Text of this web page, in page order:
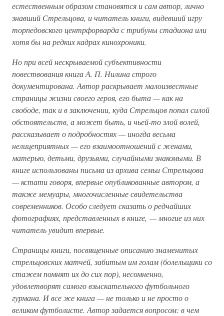
естественным образом становятся и сам автор, лично
знавший Стрельцова, и читатель книги, видевший игру
торпедовского центрфорварда с трибуны стадиона или
хотя бы на редких кадрах кинохроники.
Но при всей нескрываемой субъективности
повествования книга А. П. Нилина строго
документирована. Автор раскрывает малоизвестные
страницы жизни своего героя, его быта — как на
свободе, так и в заключении, куда Стрельцов попал силой
обстоятельств, а может быть, и чьей-то злой волей,
рассказывает о подробностях — иногда весьма
нелицеприятных — его взаимоотношений с женами,
матерью, детьми, друзьями, случайными знакомыми. В
книге использованы письма из архива семьи Стрельцова
— кстати говоря, впервые опубликованные автором, а
также мемуары, многочисленные свидетельства
современников. Особо следует сказать о редчайших
фотографиях, представленных в книге, — многие из них
читатель увидит впервые.
Страницы книги, посвященные описанию знаменитых
стрельцовских матчей, забитым им голам (болельщики со
стажем помнят их до сих пор), несомненно,
удовлетворят самого взыскательного футбольного
гурмана. И все же книга — не только и не просто о
великом футболисте. Автор задается вопросом: в чем